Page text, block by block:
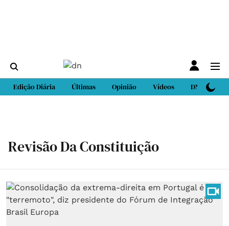
Edição Diária Últimas Opinião Vídeos DN Sport
Revisão Da Constituição